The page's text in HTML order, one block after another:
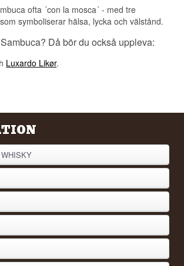
ofta ´con la mosca´ - med tre
symboliserar hälsa, lycka och välstånd.
Då bör du också uppleva:
Luxardo Likør.